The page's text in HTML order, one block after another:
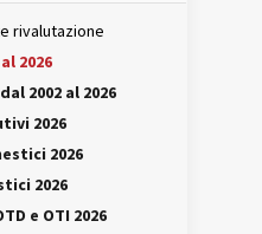
rivalutazione
2026
2002 al 2026
2026
2026
2026
e OTI 2026